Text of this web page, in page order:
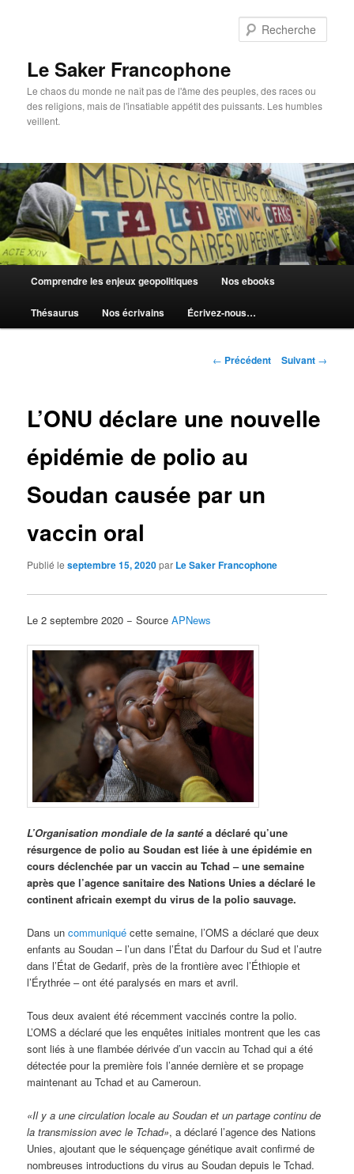
Le Saker Francophone
Le chaos du monde ne naît pas de l'âme des peuples, des races ou
des religions, mais de l'insatiable appétit des puissants. Les humbles
veillent.
Comprendre les enjeux geopolitiques Nos ebooks
Thésaurus Nos écrivains Écrivez-nous…
Navigation
← Précédent Suivant →
L’ONU déclare une nouvelle
épidémie de polio au
Soudan causée par un
vaccin oral
Publié leseptembre 15, 2020par Le Saker Francophone
Le 2 septembre 2020 − SourceAPNews
L’Organisation mondiale de la santé a déclaré qu’une
résurgence de polio au Soudan est liée à une épidémie en
cours déclenchée par un vaccin au Tchad – une semaine
après que l’agence sanitaire des Nations Unies a déclaré le
continent africain exempt du virus de la polio sauvage.
Dans uncommuniqué cette semaine, l’OMS a déclaré que deux
enfants au Soudan – l’un dans l’État du Darfour du Sud et l’autre
dans l’État de Gedarif, près de la frontière avec l’Éthiopie et
l’Érythrée – ont été paralysés en mars et avril.
Tous deux avaient été récemment vaccinés contre la polio.
L’OMS a déclaré que les enquêtes initiales montrent que les cas
sont liés à une flambée dérivée d’un vaccin au Tchad qui a été
détectée pour la première fois l’année dernière et se propage
maintenant au Tchad et au Cameroun.
«Il y a une circulation locale au Soudan et un partage continu de
la transmission avec le Tchad», a déclaré l’agence des Nations
Unies, ajoutant que le séquençage génétique avait confirmé de
nombreuses introductions du virus au Soudan depuis le Tchad.